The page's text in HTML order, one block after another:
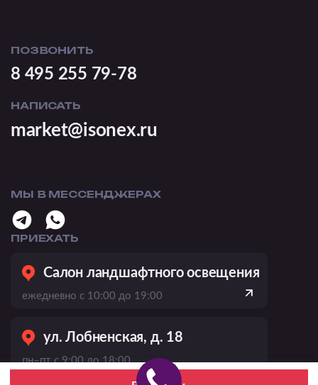
ПОЗВОНИТЬ
8 495 255 79-78
НАПИСАТЬ
market@isonex.ru
МЫ В МЕССЕНДЖЕРАХ
ПРИЕХАТЬ
Салон ландшафтного освещения
ежедневно с 10:00 до 19:00
ул. Лобненская, д. 18
пн–пт с 9:00 до 18:00,